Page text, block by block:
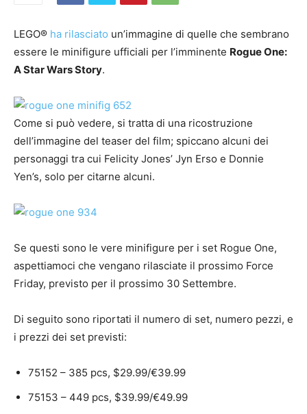
LEGO® ha rilasciato un’immagine di quelle che sembrano
essere le minifigure ufficiali per l’imminente Rogue One:
A Star Wars Story.
Come si può vedere, si tratta di una ricostruzione
dell’immagine del teaser del film; spiccano alcuni dei
personaggi tra cui Felicity Jones’ Jyn Erso e Donnie
Yen’s, solo per citarne alcuni.
Se questi sono le vere minifigure per i set Rogue One,
aspettiamoci che vengano rilasciate il prossimo Force
Friday, previsto per il prossimo 30 Settembre.
Di seguito sono riportati il numero di set, numero pezzi, e
i prezzi dei set previsti:
75152 – 385 pcs, $29.99/€39.99
75153 – 449 pcs, $39.99/€49.99